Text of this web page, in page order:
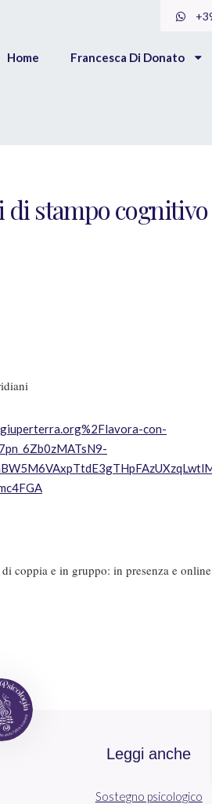
Home Francesca Di Donato
stampo cognitivo
con-
coppia e in gruppo: in presenza e online
Leggi anche
Sostegno psicologico